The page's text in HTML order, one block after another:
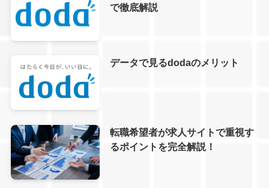
で徹底解説
データで見るdodaのメリット
転職希望者が求人サイトで重視す
るポイントを完全解説！